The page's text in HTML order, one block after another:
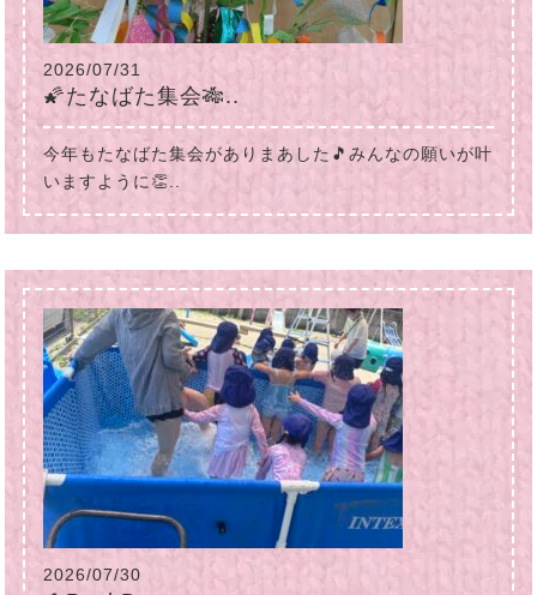
2026/07/31
🌠たなばた集会🎋..
今年もたなばた集会がありまあした🎵みんなの願いが叶
いますように👏..
2026/07/30